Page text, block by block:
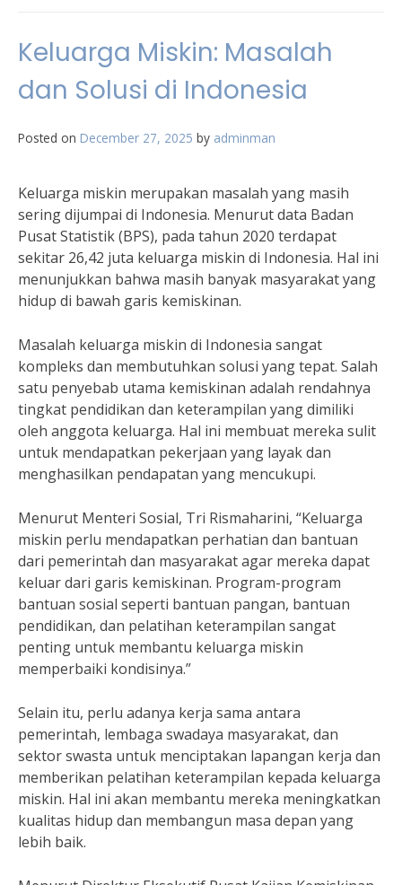
Keluarga Miskin: Masalah
dan Solusi di Indonesia
Posted on December 27, 2025 by adminman
Keluarga miskin merupakan masalah yang masih
sering dijumpai di Indonesia. Menurut data Badan
Pusat Statistik (BPS), pada tahun 2020 terdapat
sekitar 26,42 juta keluarga miskin di Indonesia. Hal ini
menunjukkan bahwa masih banyak masyarakat yang
hidup di bawah garis kemiskinan.
Masalah keluarga miskin di Indonesia sangat
kompleks dan membutuhkan solusi yang tepat. Salah
satu penyebab utama kemiskinan adalah rendahnya
tingkat pendidikan dan keterampilan yang dimiliki
oleh anggota keluarga. Hal ini membuat mereka sulit
untuk mendapatkan pekerjaan yang layak dan
menghasilkan pendapatan yang mencukupi.
Menurut Menteri Sosial, Tri Rismaharini, “Keluarga
miskin perlu mendapatkan perhatian dan bantuan
dari pemerintah dan masyarakat agar mereka dapat
keluar dari garis kemiskinan. Program-program
bantuan sosial seperti bantuan pangan, bantuan
pendidikan, dan pelatihan keterampilan sangat
penting untuk membantu keluarga miskin
memperbaiki kondisinya.”
Selain itu, perlu adanya kerja sama antara
pemerintah, lembaga swadaya masyarakat, dan
sektor swasta untuk menciptakan lapangan kerja dan
memberikan pelatihan keterampilan kepada keluarga
miskin. Hal ini akan membantu mereka meningkatkan
kualitas hidup dan membangun masa depan yang
lebih baik.